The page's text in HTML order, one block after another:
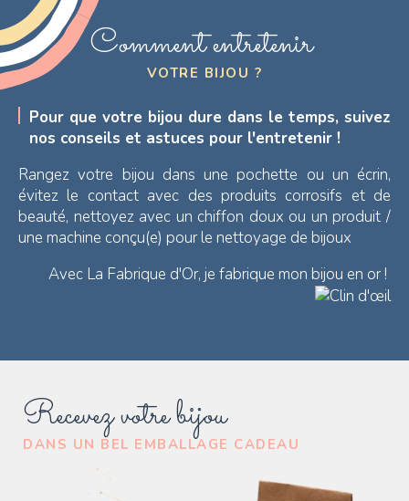
Recevez votre bijou
DANS UN BEL EMBALLAGE CADEAU
Comment entretenir
VOTRE BIJOU ?
Pour que votre bijou dure dans le temps, suivez
nos conseils et astuces pour l'entretenir !
Rangez votre bijou dans une pochette ou un écrin,
évitez le contact avec des produits corrosifs et de
beauté, nettoyez avec un chiffon doux ou un produit /
une machine conçu(e) pour le nettoyage de bijoux
Avec La Fabrique d'Or, je fabrique mon bijou en or !